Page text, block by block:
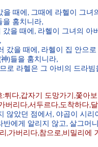
때에, 그때에 라헬이 그녀
을 훔치니라,
을 때에, 라헬이 그녀의 아
갔을 때에, 라헬이 집 안으
)들을 훔치니라,
로 라헬은 그 아비의 드라빔
:튀다,갑자기 도망가기,쫓아
버리다,서두르다,도착하다,
않았던 점에서, 야곱이 시리
반에게 알리지 않고, 살그머
,가버리다,참으로,비밀리에